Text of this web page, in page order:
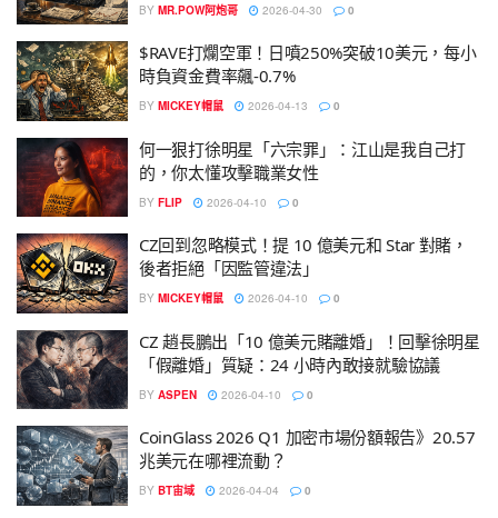
BY MR.POW阿炮哥 2026-04-30 0
$RAVE打爛空軍！日噴250%突破10美元，每小
時負資金費率飆-0.7%
BY MICKEY帽鼠 2026-04-13 0
何一狠打徐明星「六宗罪」：江山是我自己打
的，你太懂攻擊職業女性
BY FLIP 2026-04-10 0
CZ回到忽略模式！提 10 億美元和 Star 對賭，
後者拒絕「因監管違法」
BY MICKEY帽鼠 2026-04-10 0
CZ 趙長鵬出「10 億美元賭離婚」！回擊徐明星
「假離婚」質疑：24 小時內敢接就驗協議
BY ASPEN 2026-04-10 0
CoinGlass 2026 Q1 加密市場份額報告》20.57
兆美元在哪裡流動？
BY BT宙域 2026-04-04 0